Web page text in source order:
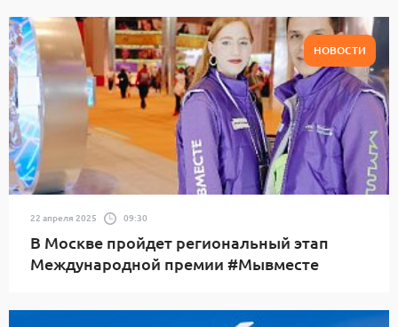
НОВОСТИ
22 апреля 2025 09:30
В Москве пройдет региональный этап
Международной премии #Мывместе